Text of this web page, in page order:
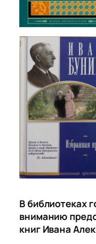
В библиотеках
вниманию
книг Ивана